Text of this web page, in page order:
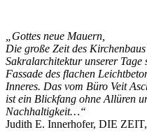
„Gottes neue Mauern,
Die große Zeit des
Sakralarchitektur unserer
Fassade des flachen
Inneres. Das vom Büro Veit
ist ein Blickfang ohne Allüren
Nachhaltigkeit…“
Judith E. Innerhofer, DIE